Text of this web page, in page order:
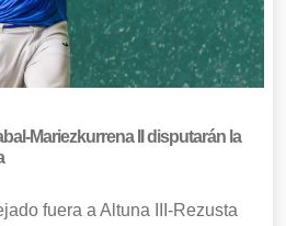
Mariezkurrena II disputarán la
fuera a Altuna III-Rezusta